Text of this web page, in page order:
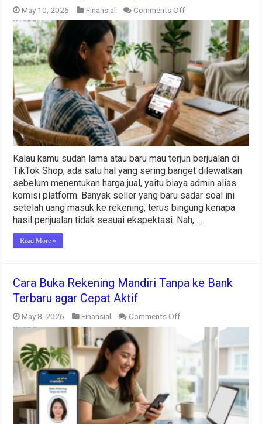
May 10, 2026 Finansial Comments Offon
Biaya
Admin
TikTok
Shop
per
Kategori
Terbaru
2026,
Seller
Wajib
Tahu!
Kalau kamu sudah lama atau baru mau terjun berjualan di
TikTok Shop, ada satu hal yang sering banget dilewatkan
sebelum menentukan harga jual, yaitu biaya admin alias
komisi platform. Banyak seller yang baru sadar soal ini
setelah uang masuk ke rekening, terus bingung kenapa
hasil penjualan tidak sesuai ekspektasi. Nah, …
Read More »
Cara Buka Rekening Mandiri Tanpa ke Bank
Terbaru agar Cepat Aktif
May 8, 2026 Finansial Comments Offon
Rekening
Mandiri
Tanpa
ke
Bank
Terbaru
agar
Cepat
Aktif